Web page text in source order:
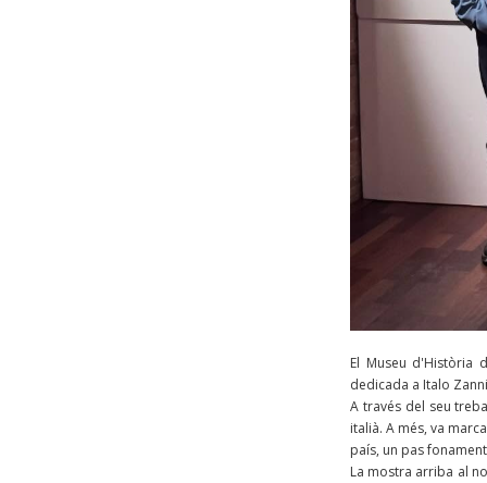
El Museu d'Història
dedicada a Italo
A través del seu
italià. A més, va
país, un pas
La mostra arriba al